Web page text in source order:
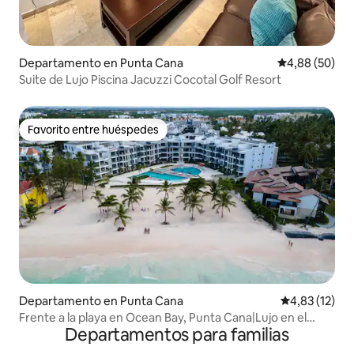
Departamento en Punta Cana Calificación
4,88 (50)
Suite de Lujo Piscina Jacuzzi Cocotal Golf Resort
Favorito entre huéspedes
Favorito entre huéspedes
Departamento en Punta Cana Calificación
4,83 (12)
Frente a la playa en Ocean Bay, Punta Cana|Lujo en el
Departamentos para familias